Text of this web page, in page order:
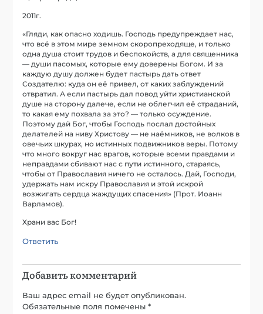
2011г.
«Гляди, как опасно ходишь. Господь предупреждает нас,
что всё в этом мире земном скоропреходяще, и только
одна душа стоит трудов и беспокойств, а для священника
— души пасомых, которые ему доверены Богом. И за
каждую душу должен будет пастырь дать ответ
Создателю: куда он её привел, от каких заблуждений
отвратил. А если пастырь дал повод уйти христианской
душе на сторону далече, если не облегчил её страданий,
то какая ему похвала за это? — только осуждение.
Поэтому дай Бог, чтобы Господь послал достойных
делателей на ниву Христову — не наёмников, не волков в
овечьих шкурах, но истинных подвижников веры. Потому
что много вокруг нас врагов, которые всеми правдами и
неправдами сбивают нас с пути истинного, стараясь,
чтобы от Православия ничего не осталось. Дай, Господи,
удержать нам искру Православия и этой искрой
возжигать сердца жаждущих спасения» (Прот. Иоанн
Варламов).
Храни вас Бог!
Ответить
Добавить комментарий
Ваш адрес email не будет опубликован.
Обязательные поля помечены*